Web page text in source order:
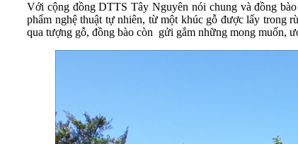
Với cộng đồng DTTS Tây Nguyên nói chung và đồng
phẩm nghệ thuật tự nhiên, từ một khúc gỗ được lấy trong
qua tượng gỗ, đồng bào còn gửi gắm những mong muốn,